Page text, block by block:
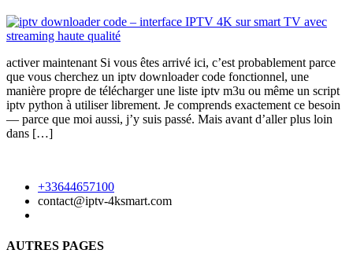
activer maintenant Si vous êtes arrivé ici, c’est probablement parce
que vous cherchez un iptv downloader code fonctionnel, une
manière propre de télécharger une liste iptv m3u ou même un script
iptv python à utiliser librement. Je comprends exactement ce besoin
— parce que moi aussi, j’y suis passé. Mais avant d’aller plus loin
dans […]
+33644657100
contact@iptv-4ksmart.com
AUTRES PAGES